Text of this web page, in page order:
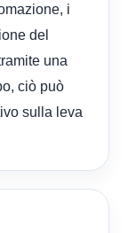
i
del
una
ciò può
sulla leva